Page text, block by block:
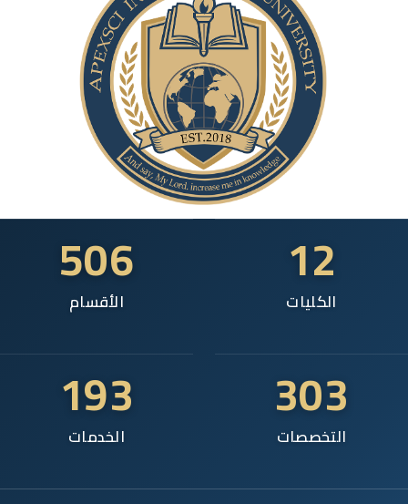
12
الكليات
506
الأقسام
303
التخصصات
193
الخدمات